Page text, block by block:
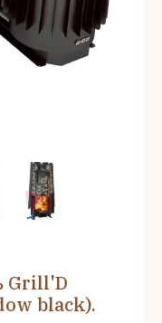
Grill'D
black).